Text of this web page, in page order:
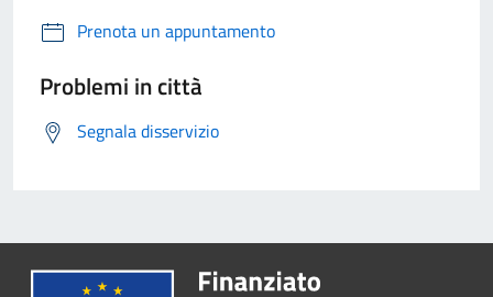
Prenota un appuntamento
Problemi in città
Segnala disservizio